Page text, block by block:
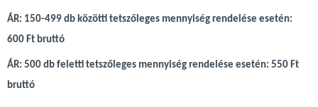
ÁR: 150-499 db közötti tetszőleges mennyiség rendelése esetén:
600 Ft bruttó
ÁR: 500 db feletti tetszőleges mennyiség rendelése esetén: 550 Ft
bruttó